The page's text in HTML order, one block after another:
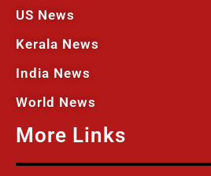
US News
Kerala News
India News
World News
More Links